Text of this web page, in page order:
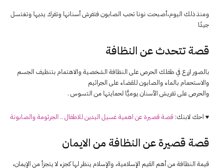
ومنذ ذلك اليوم،أصبحت نونا تحب الصابون فتفرش أسنانها وتفرك يديها وتغتسل
جيدًا
قصة تتحدث عن النظافة
بالصور ازرع في طفلك الحرص على النظافة الشخصية والاهتمام بتنظيف الجسم
والاستحمام بالماء والصابون للقضاء على الجراثيم
والحرص على تفريش الأسنان يوميًّا لحمايتها من التسوس .
♥ احك لابنك: قصة قصيرة عن اهمية غسيل اليدين للاطفال .. الجرثومة والصابونة
قصة قصيرة عن النظافة من الايمان
قيمة النظافة من أهم القيم الإسلامية، والإسلام ينظر لها كجزء لا يتجزأ من الإيمان،